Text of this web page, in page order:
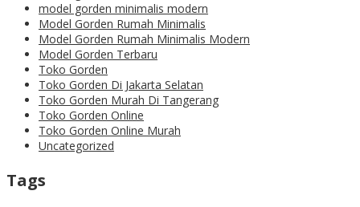
model gorden minimalis modern
Model Gorden Rumah Minimalis
Model Gorden Rumah Minimalis Modern
Model Gorden Terbaru
Toko Gorden
Toko Gorden Di Jakarta Selatan
Toko Gorden Murah Di Tangerang
Toko Gorden Online
Toko Gorden Online Murah
Uncategorized
Tags